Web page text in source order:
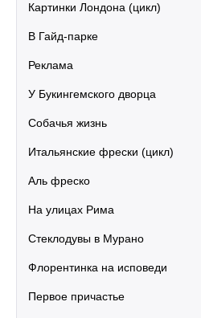
Картинки Лондона (цикл)
В Гайд-парке
Реклама
У Букингемского дворца
Собачья жизнь
Итальянские фрески (цикл)
Аль фреско
На улицах Рима
Стеклодувы в Мурано
Флорентинка на исповеди
Первое причастье